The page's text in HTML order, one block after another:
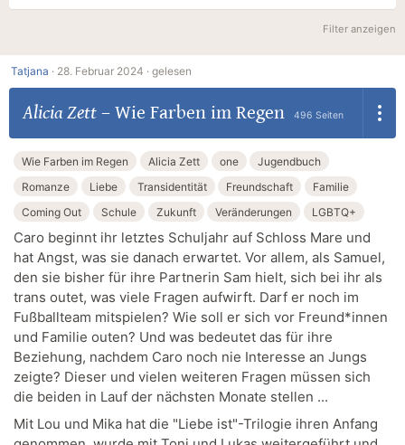
Filter anzeigen
Tatjana · 28. Februar 2024 · gelesen
Alicia Zett– Wie Farben im Regen 496 Seiten
Wie Farben im Regen Alicia Zett one
Jugendbuch
Romanze
Liebe Transidentität Freundschaft
Familie
Coming Out
Schule Zukunft Veränderungen LGBTQ+
Caro beginnt ihr letztes Schuljahr auf Schloss Mare und
hat Angst, was sie danach erwartet. Vor allem, als Samuel,
den sie bisher für ihre Partnerin Sam hielt, sich bei ihr als
trans outet, was viele Fragen aufwirft. Darf er noch im
Fußballteam mitspielen? Wie soll er sich vor Freund*innen
und Familie outen? Und was bedeutet das für ihre
Beziehung, nachdem Caro noch nie Interesse an Jungs
zeigte? Dieser und vielen weiteren Fragen müssen sich
die beiden in Lauf der nächsten Monate stellen ...
Mit Lou und Mika hat die "Liebe ist"-Trilogie ihren Anfang